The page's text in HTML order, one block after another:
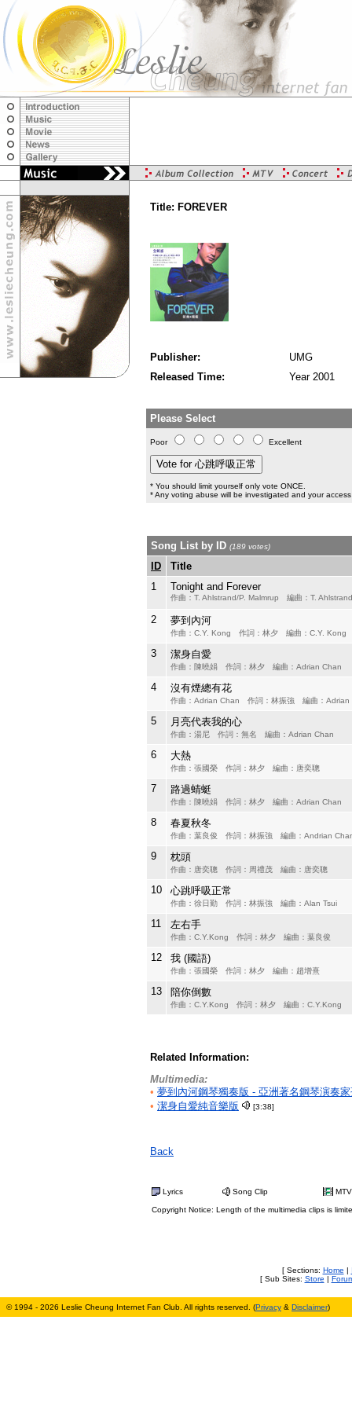
Title: FOREVER
Publisher:
UMG
Released Time:
Year 2001
Please Select
Poor Excellent
* You should limit yourself only vote ONCE.
* Any voting abuse will be investigated and your
Song List by ID (189 votes)
ID
Title
1
Tonight and Forever
作曲：T. Ahlstrand/P. Malmrup 編曲：T. Ahlstrand
2 夢到內河
作曲：C.Y. Kong 作詞：林夕 編曲：C.Y.
3 潔身自愛
作曲：陳曉娟 作詞：林夕 編曲：Adrian Chan
4 沒有煙總有花
作曲：Adrian Chan 作詞：林振強 編曲：Adrian
5 月亮代表我的心
作曲：湯尼 作詞：無名 編曲：Adrian Chan
6 大熱
作曲：張國榮 作詞：林夕 編曲：唐奕聰
7 路過蜻蜓
作曲：陳曉娟 作詞：林夕 編曲：Adrian Chan
8 春夏秋冬
作曲：葉良俊 作詞：林振強 編曲：Andrian
9 枕頭
作曲：唐奕聰 作詞：周禮茂 編曲：唐奕聰
10 心跳呼吸正常
作曲：徐日勤 作詞：林振強 編曲：Alan Tsui
11 左右手
作曲：C.Y.Kong 作詞：林夕 編曲：葉良俊
12 我 (國語)
作曲：張國榮 作詞：林夕 編曲：趙增熹
13 陪你倒數
作曲：C.Y.Kong 作詞：林夕 編曲：C.Y.Kong
Related Information:
Multimedia:
• 夢到內河鋼琴獨奏版 - 亞洲著名鋼琴演奏
• 潔身自愛純音樂版 [3:38]
Back
Lyrics Song Clip MTV
Copyright Notice: Length of the multimedia clips is
[ Sections: Home |
[ Sub Sites: Store |
© 1994 - 2026 Leslie Cheung Internet Fan Club. All rights reserved. (Privacy & Disclaimer)